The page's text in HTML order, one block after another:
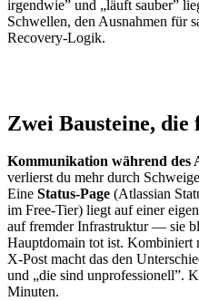
irgendwie” und „läuft sauber”
Schwellen, den Ausnahmen für
Recovery-Logik.
Zwei Bausteine, die
Kommunikation während des
verlierst du mehr durch
Eine Status-Page (Atlassian
im Free-Tier) liegt auf einer
auf fremder Infrastruktur — sie
Hauptdomain tot ist.
X-Post macht das den
und „die sind unprofessionell”.
Minuten.